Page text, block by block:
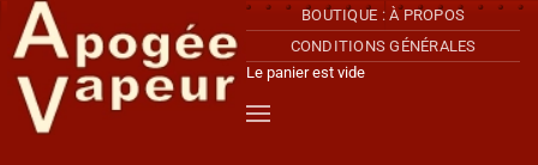
Accéder au contenu principal
BOUTIQUE : À PROPOS
CONDITIONS GÉNÉRALES
Le panier est vide